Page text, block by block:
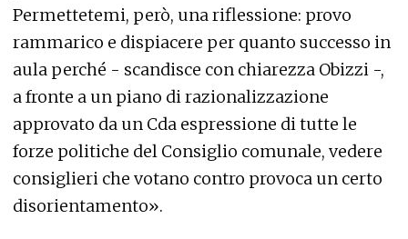
Permettetemi, però, una riflessione: provo
rammarico e dispiacere per quanto successo in
aula perché - scandisce con chiarezza Obizzi -,
a fronte a un piano di razionalizzazione
approvato da un Cda espressione di tutte le
forze politiche del Consiglio comunale, vedere
consiglieri che votano contro provoca un certo
disorientamento».